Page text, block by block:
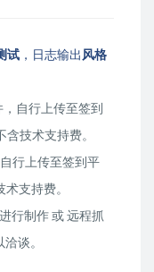
试 ，日志输出风格
，自行上传至签到
技术支持费。
行上传至签到平
支持费。
行制作 或 远程抓
谈。